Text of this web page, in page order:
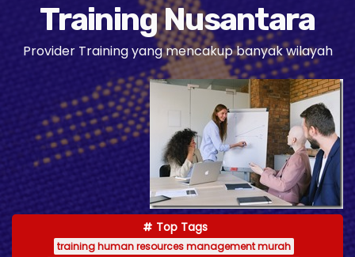
t
Training Nusantara
Provider Training yang mencakup banyak wilayah
Top Tags
training human resources management murah